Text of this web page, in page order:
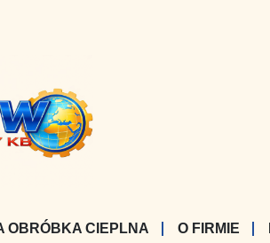
OBRÓBKA CIEPLNA O FIRMIE